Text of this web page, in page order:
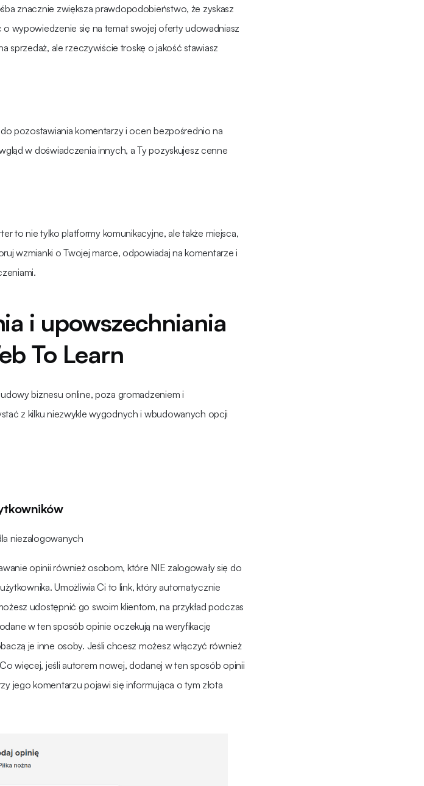
znacznie zwiększa prawdopodobieństwo, że zyskasz
wypowiedzenie się na temat swojej oferty udowadniasz
sprzedaż, ale rzeczywiście troskę o jakość stawiasz
pozostawiania komentarzy i ocen bezpośrednio na
w doświadczenia innych, a Ty pozyskujesz cenne
to nie tylko platformy komunikacyjne, ale także miejsca,
wzmianki o Twojej marce, odpowiadaj na komentarze i
i upowszechniania
To Learn
biznesu online, poza gromadzeniem i
z kilku niezwykle wygodnych i wbudowanych opcji
niezalogowanych
opinii również osobom, które NIE zalogowały się do
Umożliwia Ci to link, który automatycznie
udostępnić go swoim klientom, na przykład podczas
w ten sposób opinie oczekują na weryfikację
je inne osoby. Jeśli chcesz możesz włączyć również
więcej, jeśli autorem nowej, dodanej w ten sposób opinii
jego komentarzu pojawi się informująca o tym złota